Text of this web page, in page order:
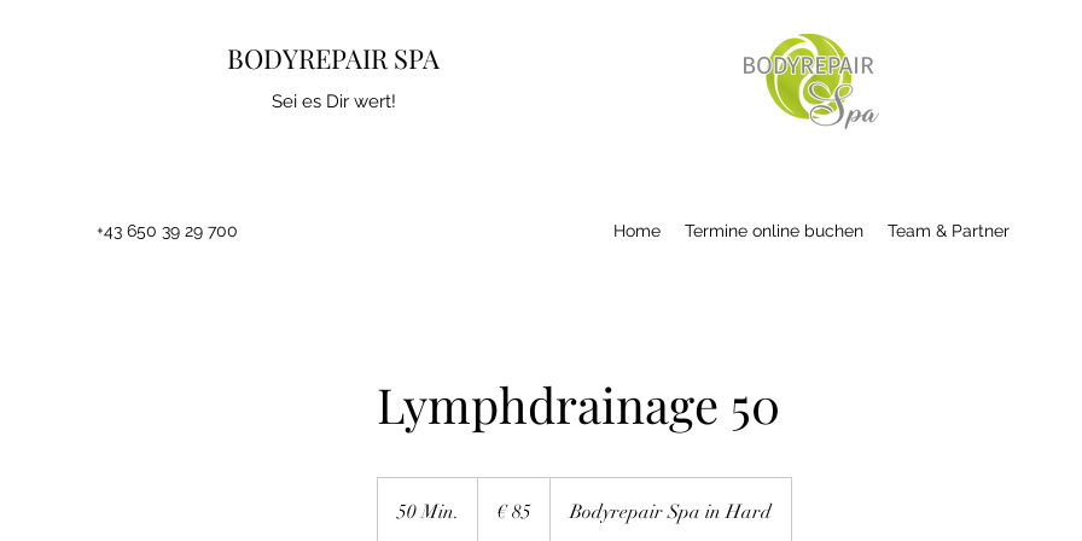
BODYREPAIR SPA
Sei es Dir wert!
+43 650 39 29 700 Home Termine online buchen Team & Partner
Lymphdrainage 50
50 Min. € 85 Bodyrepair Spa in Hard